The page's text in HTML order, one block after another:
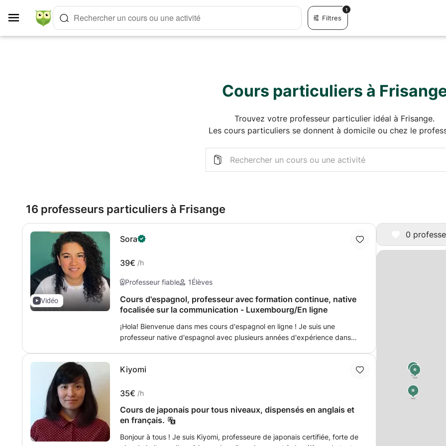
Rechercher un cours ou une activité Filtres
1
Cours particuliers à
Trouvez votre professeur particulier idéal à Frisange.
Les cours particuliers se donnent à domicile ou chez le
0
16 professeurs particuliers à Frisange
Vidéo
Sora
39€ /h
Professeur fiable 1Élèves
Cours d'espagnol, professeur avec formation continue, native
focalisée sur la communication - Luxembourg/En ligne
¡Hola! Bienvenue dans mes cours d'espagnol en ligne ! Je suis une
professeur native d'espagnol avec plusieurs années d'expérience dans
sois débutant ou que tu cherches à améliorer ton niveau. Je suis
signifie que peu importe où tu te trouves, tu peux bénéficier de mes
à améliorer ton niveau d'espagnol afin que tu puissiez communiquer avec
confiance et assurance. Je suis une professeur fiable et j'ai une grande
expérience dans l'enseignement de l'espagnol à des étudiants de tous
Kiyomi
35€ /h
Cours de japonais pour tous niveaux, dispensés en anglais et
en français.
Bonjour à tous ! Je suis Kiyomi, professeure de japonais certifiée, forte de